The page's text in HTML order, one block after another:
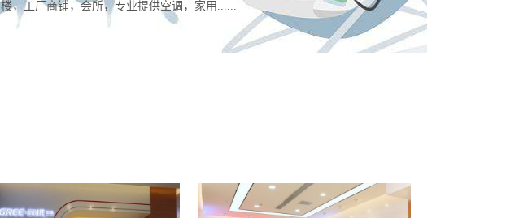
楼，工厂商铺，会所，专业提供空调，家用......